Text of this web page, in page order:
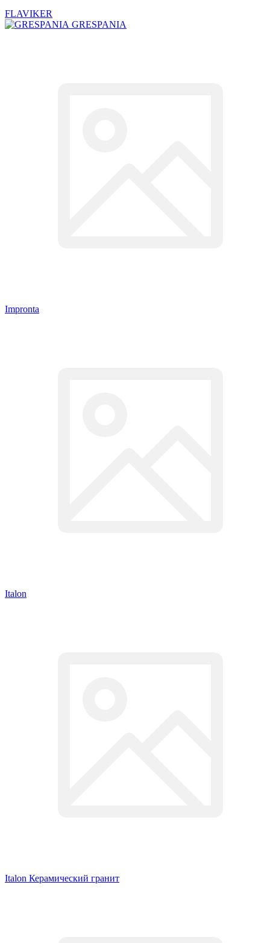
FLAVIKER
GRESPANIA
Impronta
Italon
Italon Керамический гранит